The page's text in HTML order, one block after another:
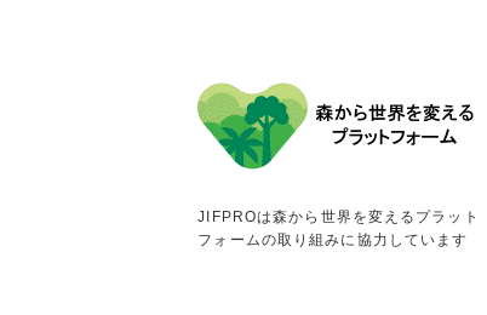
JIFPROは森から世界を変えるプラット
フォームの取り組みに協力しています